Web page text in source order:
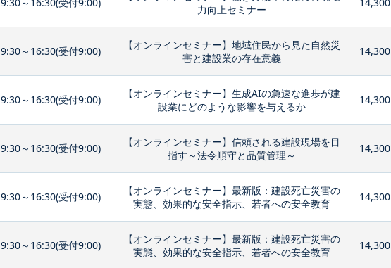
力向上セミナー
9:30～16:30(受付9:00)
【オンラインセミナー】地域住民から見た自然災
害と建設業の存在意義
14,300
9:30～16:30(受付9:00)
【オンラインセミナー】生成AIの急速な進歩が建
設業にどのような影響を与えるか
14,300
9:30～16:30(受付9:00)
【オンラインセミナー】信頼される建設現場を目
指す～法令順守と品質管理～
14,300
9:30～16:30(受付9:00)
【オンラインセミナー】最新版：建設死亡災害の
実態、効果的な安全指示、若者への安全教育
14,300
9:30～16:30(受付9:00)
【オンラインセミナー】最新版：建設死亡災害の
実態、効果的な安全指示、若者への安全教育
14,300